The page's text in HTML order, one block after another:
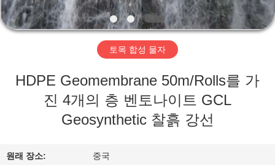
우
리
대
토목 합성 물자
HDPE Geomembrane 50m/Rolls를 가
진 4개의 층 벤토나이트 GCL
Geosynthetic 찰흙 강선
원래 장소: 중국